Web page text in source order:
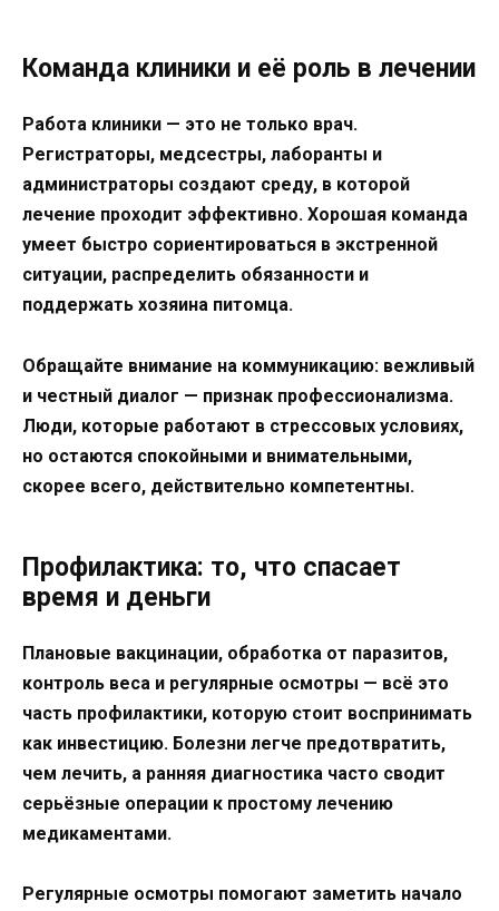
Команда клиники и её роль в лечении
Работа клиники — это не только врач.
Регистраторы, медсестры, лаборанты и
администраторы создают среду, в которой
лечение проходит эффективно. Хорошая команда
умеет быстро сориентироваться в экстренной
ситуации, распределить обязанности и
поддержать хозяина питомца.
Обращайте внимание на коммуникацию: вежливый
и честный диалог — признак профессионализма.
Люди, которые работают в стрессовых условиях,
но остаются спокойными и внимательными,
скорее всего, действительно компетентны.
Профилактика: то, что спасает
время и деньги
Плановые вакцинации, обработка от паразитов,
контроль веса и регулярные осмотры — всё это
часть профилактики, которую стоит воспринимать
как инвестицию. Болезни легче предотвратить,
чем лечить, а ранняя диагностика часто сводит
серьёзные операции к простому лечению
медикаментами.
Регулярные осмотры помогают заметить начало